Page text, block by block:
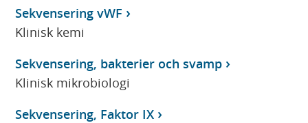
Sekvensering vWF
Klinisk kemi
Sekvensering, bakterier och svamp
Klinisk mikrobiologi
Sekvensering, Faktor IX